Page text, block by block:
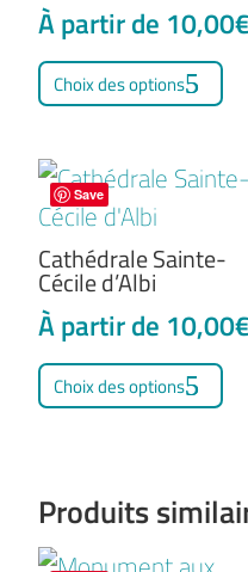
À partir de 10,00€
Choix des options
Ce
Les
être
Save
Cathédrale Sainte-
Cécile d’Albi
À partir de 10,00€
Choix des options
Ce
Produits